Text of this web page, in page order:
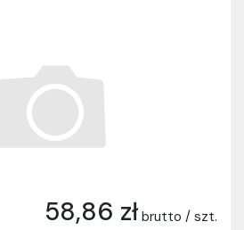
58,86 zł brutto / szt.